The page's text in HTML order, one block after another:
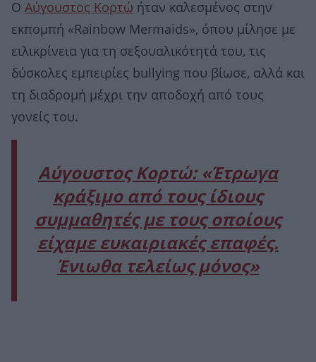
Ο Αύγουστος Κορτώ ήταν καλεσμένος στην
εκπομπή «Rainbow Mermaids», όπου μίλησε με
ειλικρίνεια για τη σεξουαλικότητά του, τις
δύσκολες εμπειρίες bullying που βίωσε, αλλά και
τη διαδρομή μέχρι την αποδοχή από τους
γονείς του.
Αύγουστος Κορτώ: «Έτρωγα
κράξιμο από τους ίδιους
συμμαθητές με τους οποίους
είχαμε ευκαιριακές επαφές.
Ένιωθα τελείως μόνος»